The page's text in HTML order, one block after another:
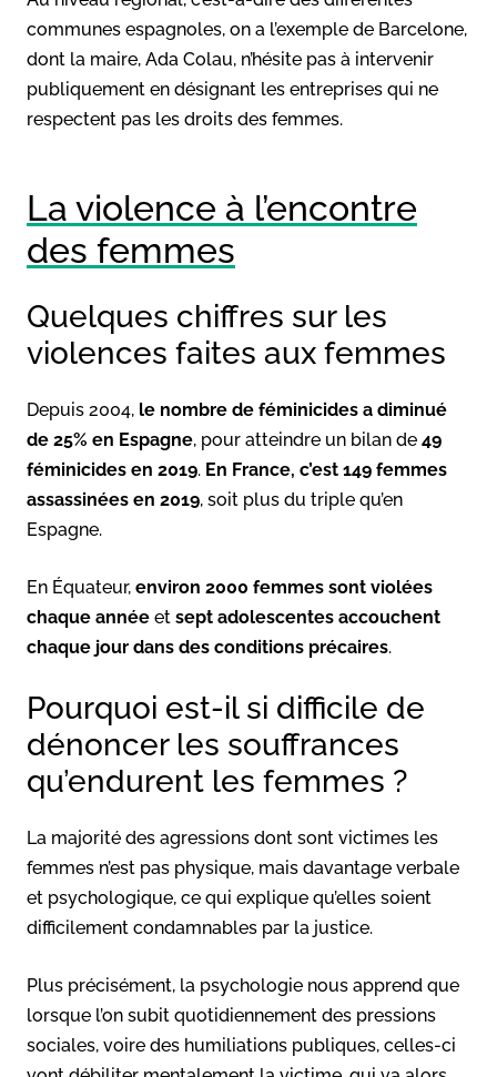
communes espagnoles, on a l’exemple de Barcelone,
dont la maire, Ada Colau, n’hésite pas à intervenir
publiquement en désignant les entreprises qui ne
respectent pas les droits des femmes.
La violence à l’encontre
des femmes
Quelques chiffres sur les
violences faites aux femmes
Depuis 2004, le nombre de féminicides a diminué
de 25% en Espagne, pour atteindre un bilan de 49
féminicides en 2019. En France, c’est 149 femmes
assassinées en 2019, soit plus du triple qu’en
Espagne.
En Équateur, environ 2000 femmes sont violées
chaque année et sept adolescentes accouchent
chaque jour dans des conditions précaires.
Pourquoi est-il si difficile de
dénoncer les souffrances
qu’endurent les femmes ?
La majorité des agressions dont sont victimes les
femmes n’est pas physique, mais davantage verbale
et psychologique, ce qui explique qu’elles soient
difficilement condamnables par la justice.
Plus précisément, la psychologie nous apprend que
lorsque l’on subit quotidiennement des pressions
sociales, voire des humiliations publiques, celles-ci